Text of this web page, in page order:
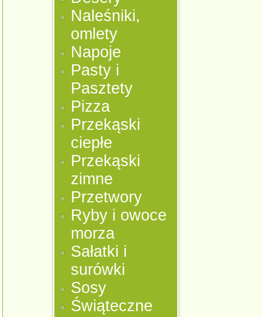
Naleśniki,
omlety
Napoje
Pasty i
Pasztety
Pizza
Przekąski
ciepłe
Przekąski
zimne
Przetwory
Ryby i owoce
morza
Sałatki i
surówki
Sosy
Świąteczne